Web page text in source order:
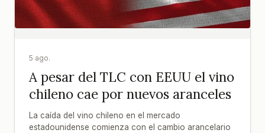
5 ago.
A pesar del TLC con EEUU el vino
chileno cae por nuevos aranceles
La caída del vino chileno en el mercado
estadounidense comienza con el cambio arancelario